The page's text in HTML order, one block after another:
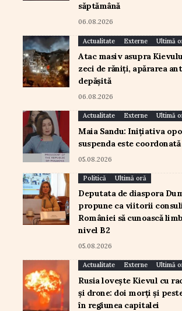
săptămână
06.08.2026
Actualitate Externe Ultimă
Atac masiv asupra
zeci de răniți, apărarea
depășită
06.08.2026
Actualitate Externe Ultimă
Maia Sandu: Inițiativa
suspenda este
05.08.2026
Politică Ultimă oră
Deputata de diaspora
propune ca viitorii
României să cunoască
nivel B2
05.08.2026
Actualitate Externe Ultimă
Rusia lovește Kievul cu
și drone: doi morți și
în regiunea capitalei